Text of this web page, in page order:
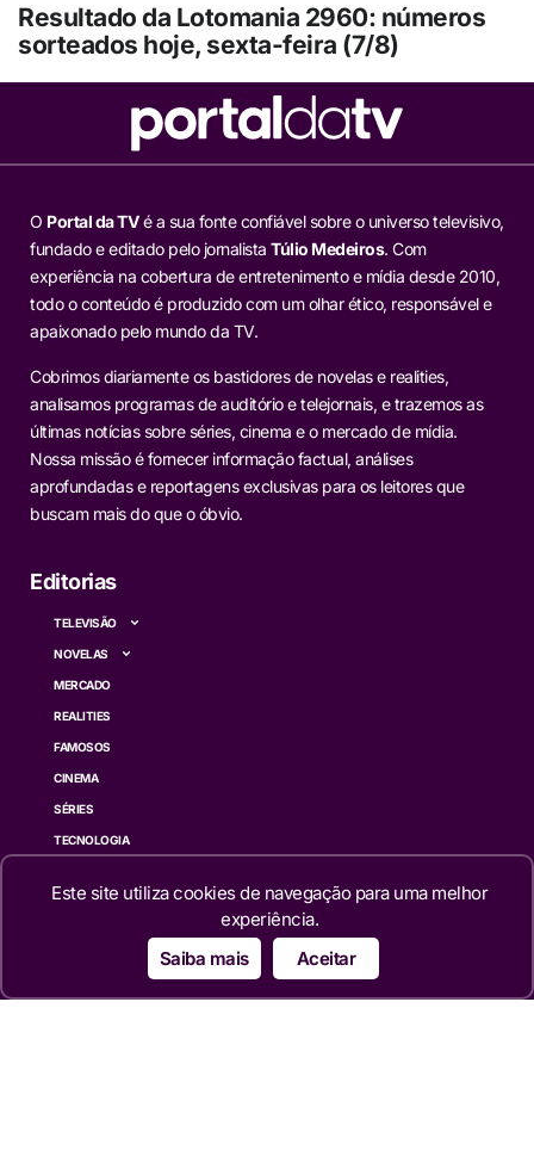
Resultado da Lotomania 2960: números
sorteados hoje, sexta-feira (7/8)
O Portal da TVé a sua fonte confiável sobre o universo televisivo,
fundado e editado pelo jornalista Túlio Medeiros. Com
experiência na cobertura de entretenimento e mídia desde 2010,
todo o conteúdo é produzido com um olhar ético, responsável e
apaixonado pelo mundo da TV.
Cobrimos diariamente os bastidores de novelas e realities,
analisamos programas de auditório e telejornais, e trazemos as
últimas notícias sobre séries, cinema e o mercado de mídia.
Nossa missão é fornecer informação factual, análises
aprofundadas e reportagens exclusivas para os leitores que
buscam mais do que o óbvio.
Editorias
TELEVISÃO
NOVELAS
MERCADO
REALITIES
FAMOSOS
CINEMA
SÉRIES
TECNOLOGIA
ÚLTIMAS NOTÍCIAS
QUEM SOMOS
Este site utiliza cookies de navegação para uma melhor
experiência.
Saiba mais
Aceitar